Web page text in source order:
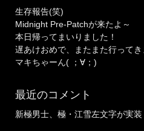
生存報告(笑)
Midnight Pre-Patchが来たよ～
本日帰ってまいりました！
遅あけおめで、またまた行ってき
マキちゃーん( ；∀；)
最近のコメント
新極男士、極・江雪左文字が実装